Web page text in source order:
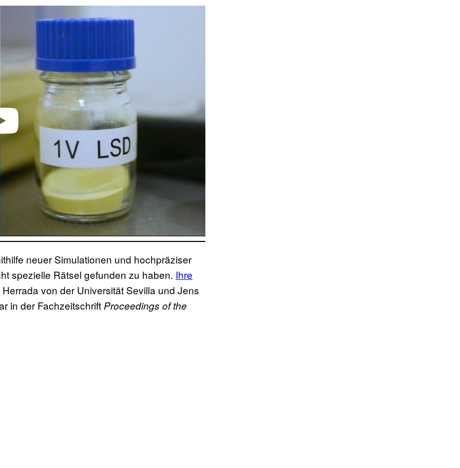
neuer Simulationen und hochpräziser
spezielle Rätsel gefunden zu haben. Ihre
von der Universität Sevilla und Jens
in der Fachzeitschrift Proceedings of the